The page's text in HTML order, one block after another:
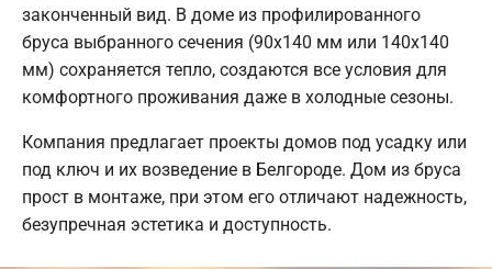
законченный вид. В доме из профилированного
бруса выбранного сечения (90х140 мм или 140х140
мм) сохраняется тепло, создаются все условия для
комфортного проживания даже в холодные сезоны.
Компания предлагает проекты домов под усадку или
под ключ и их возведение в Белгороде. Дом из бруса
прост в монтаже, при этом его отличают надежность,
безупречная эстетика и доступность.